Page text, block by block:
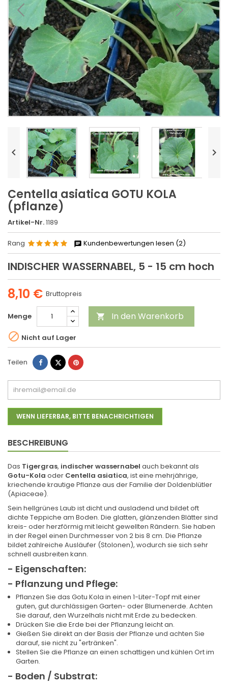
 
Centella asiatica GOTU KOLA
(pflanze)
Artikel-Nr.1189
Rang Kundenbewertungen lesen (2)
INDISCHER WASSERNABEL, 5 - 15 cm hoch
8,10 € Bruttopreis
Menge  In den Warenkorb
 Nicht auf Lager
Teilen TeilenTweetPinterest
WENN LIEFERBAR, BITTE BENACHRICHTIGEN
BESCHREIBUNG
Das Tigergras, indischer wassernabel auch bekannt als
Gotu-Kola oder Centella asiatica, ist eine mehrjährige,
kriechende krautige Pflanze aus der Familie der Doldenblütler
(Apiaceae).
Sein hellgrünes Laub ist dicht und ausladend und bildet oft
dichte Teppiche am Boden. Die glatten, glänzenden Blätter sind
kreis- oder herzförmig mit leicht gewellten Rändern. Sie haben
in der Regel einen Durchmesser von 2 bis 8 cm. Die Pflanze
bildet zahlreiche Ausläufer (Stolonen), wodurch sie sich sehr
schnell ausbreiten kann.
- Eigenschaften:
- Pflanzung und Pflege:
Pflanzen Sie das Gotu Kola in einen 1-Liter-Topf mit einer
guten, gut durchlässigen Garten- oder Blumenerde. Achten
Sie darauf, den Wurzelhals nicht mit Erde zu bedecken.
Drücken Sie die Erde bei der Pflanzung leicht an.
Gießen Sie direkt an der Basis der Pflanze und achten Sie
darauf, sie nicht zu "ertränken".
Stellen Sie die Pflanze an einen schattigen und kühlen Ort im
Garten.
- Boden / Substrat: